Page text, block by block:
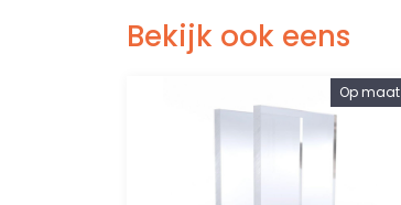
Bekijk ook eens
Op maat